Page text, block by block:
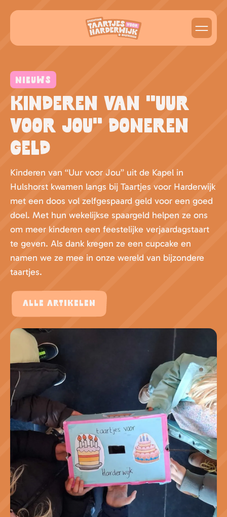
Over ons
Over ons + team
Nieuws
Officiële documenten
Taart aanvragen
Taart aanvragen
Onze taart galerij
Ons helpen
Geld doneren
Vrijwilliger worden
Onze sponsoren
Taart aanvragen
NIEUWS
Kinderen van “Uur
voor Jou” doneren
geld
Kinderen van “Uur voor Jou” uit de Kapel in
Hulshorst kwamen langs bij Taartjes voor Harderwijk
met een doos vol zelfgespaard geld voor een goed
doel. Met hun wekelijkse spaargeld helpen ze ons
om meer kinderen een feestelijke verjaardagstaart
te geven. Als dank kregen ze een cupcake en
namen we ze mee in onze wereld van bijzondere
taartjes.
Alle artikelen